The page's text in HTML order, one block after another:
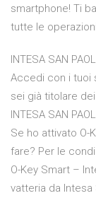
smartphone! Ti
tutte le
INTESA SAN
Accedi con i tuoi
sei già titolare
INTESA SAN
Se ho attivato O-
fare? Per le
O-Key Smart –
vatteria da